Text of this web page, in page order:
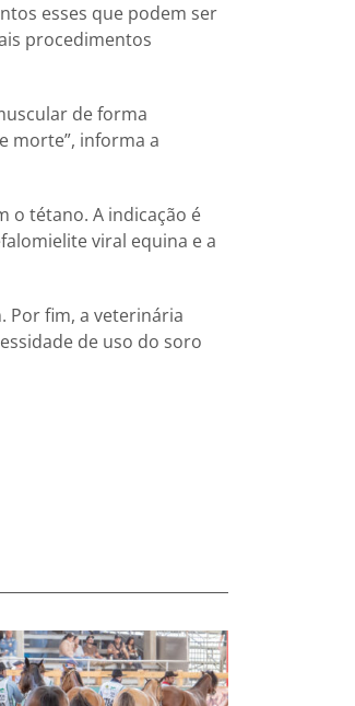
esses que podem ser
procedimentos
de forma
morte”, informa a
o tétano. A indicação é
viral equina e a
Por fim, a veterinária
de uso do soro